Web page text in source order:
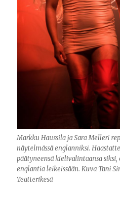
Markku Haussila ja Sara Melleri
näytelmässä englanniksi.
päätyneensä kielivalintaansa
englantia leikeissään. Kuva Tani
Teatterikesä